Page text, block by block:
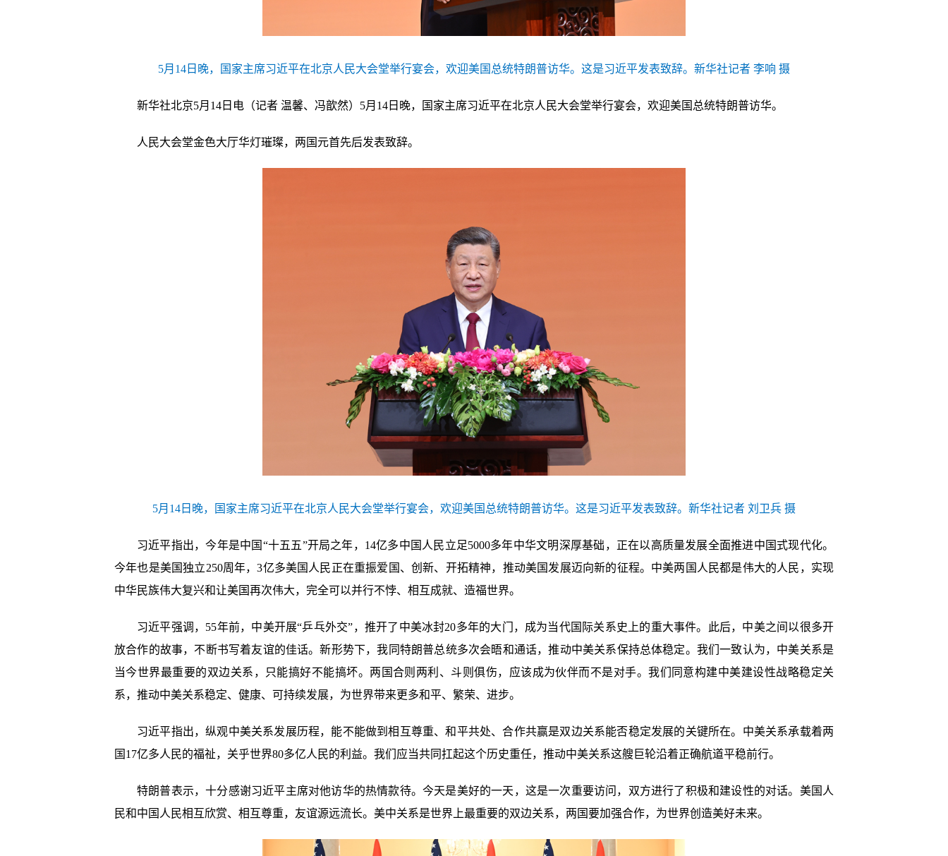
5月14日晚，国家主席习近平在北京人民大会堂举行宴会，欢迎美国总统特朗普访华。这是习近平发表致辞。新华社记者 李响 摄
新华社北京5月14日电（记者 温馨、冯歆然）5月14日晚，国家主席习近平在北京人民大会堂举行宴会，欢迎美国总统特朗普访华。
人民大会堂金色大厅华灯璀璨，两国元首先后发表致辞。
5月14日晚，国家主席习近平在北京人民大会堂举行宴会，欢迎美国总统特朗普访华。这是习近平发表致辞。新华社记者 刘卫兵 摄
习近平指出，今年是中国“十五五”开局之年，14亿多中国人民立足5000多年中华文明深厚基础，正在以高质量发展全面推进中国式现代化。
今年也是美国独立250周年，3亿多美国人民正在重振爱国、创新、开拓精神，推动美国发展迈向新的征程。中美两国人民都是伟大的人民，实现
中华民族伟大复兴和让美国再次伟大，完全可以并行不悖、相互成就、造福世界。
习近平强调，55年前，中美开展“乒乓外交”，推开了中美冰封20多年的大门，成为当代国际关系史上的重大事件。此后，中美之间以很多开
放合作的故事，不断书写着友谊的佳话。新形势下，我同特朗普总统多次会晤和通话，推动中美关系保持总体稳定。我们一致认为，中美关系是
当今世界最重要的双边关系，只能搞好不能搞坏。两国合则两利、斗则俱伤，应该成为伙伴而不是对手。我们同意构建中美建设性战略稳定关
系，推动中美关系稳定、健康、可持续发展，为世界带来更多和平、繁荣、进步。
习近平指出，纵观中美关系发展历程，能不能做到相互尊重、和平共处、合作共赢是双边关系能否稳定发展的关键所在。中美关系承载着两
国17亿多人民的福祉，关乎世界80多亿人民的利益。我们应当共同扛起这个历史重任，推动中美关系这艘巨轮沿着正确航道平稳前行。
特朗普表示，十分感谢习近平主席对他访华的热情款待。今天是美好的一天，这是一次重要访问，双方进行了积极和建设性的对话。美国人
民和中国人民相互欣赏、相互尊重，友谊源远流长。美中关系是世界上最重要的双边关系，两国要加强合作，为世界创造美好未来。